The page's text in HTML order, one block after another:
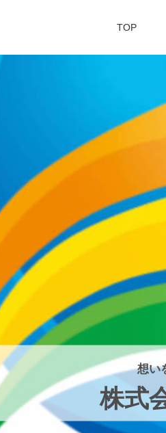
TOP
想い
株式